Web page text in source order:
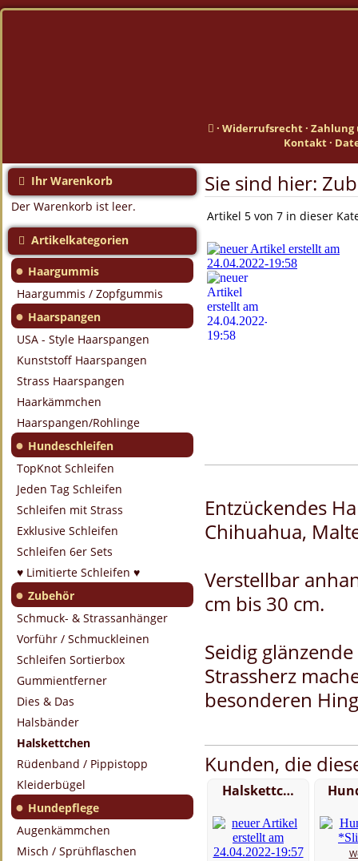
· Widerrufsrecht· Zahlung
Kontakt·
Ihr Warenkorb
Der Warenkorb ist leer.
Artikelkategorien
● Haargummis
Haargummis / Zopfgummis
● Haarspangen
USA - Style Haarspangen
Kunststoff Haarspangen
Strass Haarspangen
Haarkämmchen
Haarspangen/Rohlinge
● Hundeschleifen
TopKnot Schleifen
Jeden Tag Schleifen
Schleifen mit Strass
Exklusive Schleifen
Schleifen 6er Sets
♥ Limitierte Schleifen ♥
● Zubehör
Schmuck- & Strassanhänger
Vorführ / Schmuckleinen
Schleifen Sortierbox
Gummientferner
Dies & Das
Halsbänder
Halskettchen
Rüdenband / Pippistopp
Kleiderbügel
● Hundepflege
Augenkämmchen
Misch / Sprühflaschen
Sie sind hier:
Artikel 5 von 7 in dieser
Entzückendes
Chihuahua,
Verstellbar
cm bis 30 cm.
Seidig
Strassherz
besonderen
Kunden, die
Halskettc…